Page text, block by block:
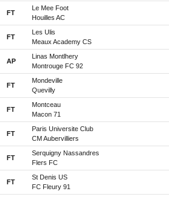
FT
Le Mee Foot
Houilles AC
FT
Les Ulis
Meaux Academy CS
AP
Linas Montlhery
Montrouge FC 92
FT
Mondeville
Quevilly
FT
Montceau
Macon 71
FT
Paris Universite Club
CM Aubervilliers
FT
Serquigny Nassandres
Flers FC
FT
St Denis US
FC Fleury 91